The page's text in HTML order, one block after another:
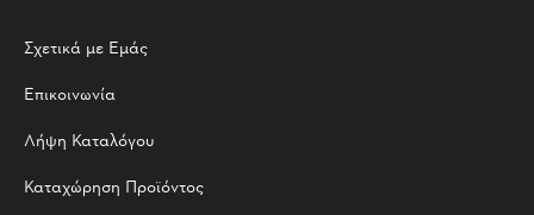
Σχετικά με Εμάς
Επικοινωνία
Λήψη Καταλόγου
Καταχώρηση Προϊόντος